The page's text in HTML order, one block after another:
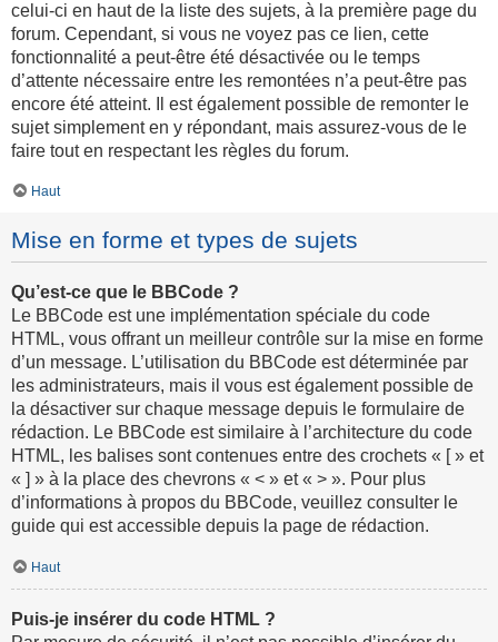
celui-ci en haut de la liste des sujets, à la première page du
forum. Cependant, si vous ne voyez pas ce lien, cette
fonctionnalité a peut-être été désactivée ou le temps
d’attente nécessaire entre les remontées n’a peut-être pas
encore été atteint. Il est également possible de remonter le
sujet simplement en y répondant, mais assurez-vous de le
faire tout en respectant les règles du forum.
Haut
Mise en forme et types de sujets
Qu’est-ce que le BBCode ?
Le BBCode est une implémentation spéciale du code
HTML, vous offrant un meilleur contrôle sur la mise en forme
d’un message. L’utilisation du BBCode est déterminée par
les administrateurs, mais il vous est également possible de
la désactiver sur chaque message depuis le formulaire de
rédaction. Le BBCode est similaire à l’architecture du code
HTML, les balises sont contenues entre des crochets « [ » et
« ] » à la place des chevrons « < » et « > ». Pour plus
d’informations à propos du BBCode, veuillez consulter le
guide qui est accessible depuis la page de rédaction.
Haut
Puis-je insérer du code HTML ?